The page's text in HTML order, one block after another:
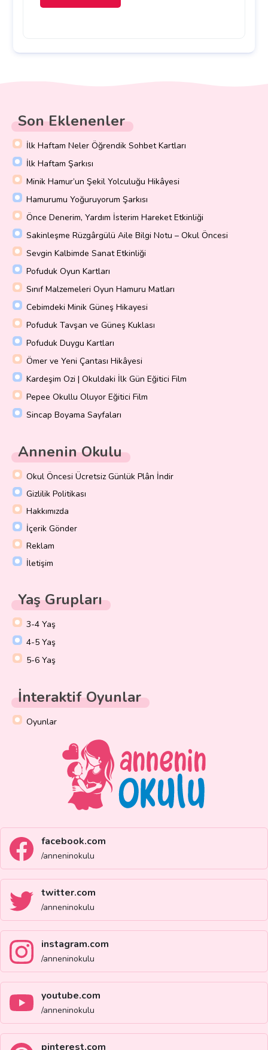
Son Eklenenler
İlk Haftam Neler Öğrendik Sohbet Kartları
İlk Haftam Şarkısı
Minik Hamur’un Şekil Yolculuğu Hikâyesi
Hamurumu Yoğuruyorum Şarkısı
Önce Denerim, Yardım İsterim Hareket Etkinliği
Sakinleşme Rüzgârgülü Aile Bilgi Notu – Okul Öncesi
Sevgin Kalbimde Sanat Etkinliği
Pofuduk Oyun Kartları
Sınıf Malzemeleri Oyun Hamuru Matları
Cebimdeki Minik Güneş Hikayesi
Pofuduk Tavşan ve Güneş Kuklası
Pofuduk Duygu Kartları
Ömer ve Yeni Çantası Hikâyesi
Kardeşim Ozi | Okuldaki İlk Gün Eğitici Film
Pepee Okullu Oluyor Eğitici Film
Sincap Boyama Sayfaları
Annenin Okulu
Okul Öncesi Ücretsiz Günlük Plân İndir
Gizlilik Politikası
Hakkımızda
İçerik Gönder
Reklam
İletişim
Yaş Grupları
3-4 Yaş
4-5 Yaş
5-6 Yaş
İnteraktif Oyunlar
Oyunlar
facebook.com
/anneninokulu
twitter.com
/anneninokulu
instagram.com
/anneninokulu
youtube.com
/anneninokulu
pinterest.com